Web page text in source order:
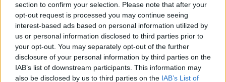
section to confirm your selection. Please note that after your
opt-out request is processed you may continue seeing
interest-based ads based on personal information utilized by
us or personal information disclosed to third parties prior to
your opt-out. You may separately opt-out of the further
disclosure of your personal information by third parties on the
IAB’s list of downstream participants. This information may
also be disclosed by us to third parties on the IAB’s List of
Zobacz, co zyskują abonenci Dobrego słownika.
SPRAWDŹ
Często sprawdzane